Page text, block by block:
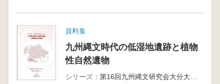
資料集
九州縄文時代の低湿地遺跡と植物
性自然遺物
シリーズ：
第16回九州縄文研究会大分大会 発表主旨・集成資料